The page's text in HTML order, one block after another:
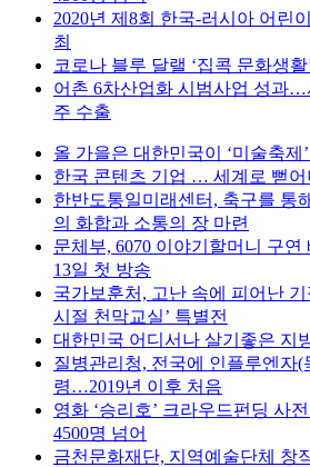
2020년 제8회 한국-러시아 어린
최
코로나 블루 달랠 ‘집콕 문화생활
어촌 6차산업화 시범사업 성과…
주 수출
올 가을은 대한민국이 ‘미술축제
한국 콘텐츠 기업 … 세계로 뻗어
한반도통일미래센터, 축구를 통
의 화합과 소통의 장 마련
문체부, 6070 이야기할머니 구
13일 첫 방송
국가보훈처, 고난 속에 피어난
시절 천막교실’ 특별전
대한민국 어디서나 살기좋은 지
질병관리청, 전국에 인플루엔자
령…2019년 이후 처음
영화 ‘승리호’ 크라우드펀딩 사
4500명 넘어
금천문화재단, 지역예술단체 창